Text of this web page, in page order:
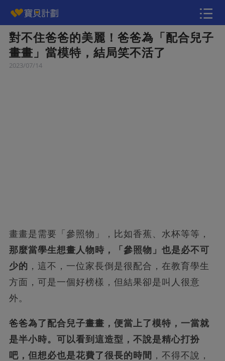
對不住爸爸的美麗！爸爸為「配合兒子
畫畫」當模特，結局笑不活了
2023/07/14
畫畫是需要「參照物」，比如香蕉、水杯等等，
那麼當學生想畫人物時，「參照物」也是必不可
少的 ，這不，一位家長倒是很配合，在教育學生
方面，可是一個好榜樣，但結果卻是叫人很意
外。
爸爸為了配合兒子畫畫，便當上了模特，一當就
是半小時。可以看到這造型，不說是精心打扮
吧，但想必也是花費了很長的時間 ，不得不說，
快訊